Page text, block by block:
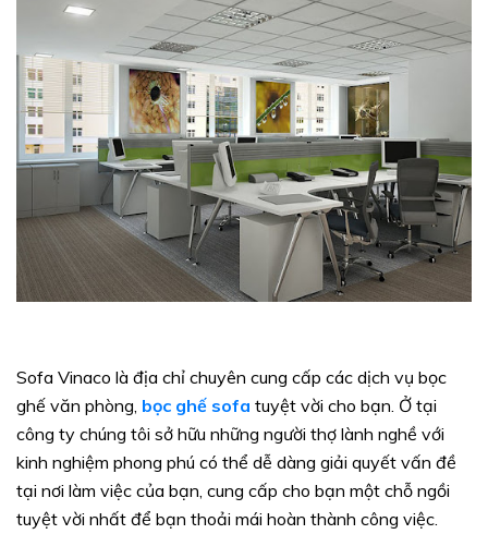
Sofa Vinaco là địa chỉ chuyên cung cấp các dịch vụ bọc
ghế văn phòng, bọc ghế sofa tuyệt vời cho bạn. Ở tại
công ty chúng tôi sở hữu những người thợ lành nghề với
kinh nghiệm phong phú có thể dễ dàng giải quyết vấn đề
tại nơi làm việc của bạn, cung cấp cho bạn một chỗ ngồi
tuyệt vời nhất để bạn thoải mái hoàn thành công việc.